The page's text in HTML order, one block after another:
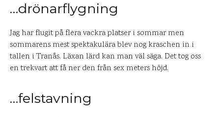
…drönarflygning
Jag har flugit på flera vackra platser i sommar men
sommarens mest spektakulära blev nog kraschen in i
tallen i Tranås. Läxan lärd kan man väl säga. Det tog oss
en trekvart att få ner den från sex meters höjd.
…felstavning